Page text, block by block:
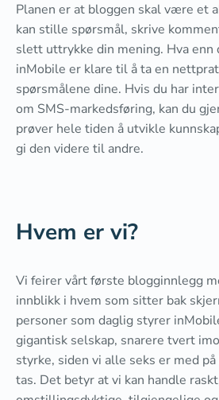
Planen er at bloggen skal være et
kan stille spørsmål, skrive
slett uttrykke din mening. Hva enn
inMobile er klare til å ta en
spørsmålene dine. Hvis du har
om SMS-markedsføring, kan du
prøver hele tiden å utvikle
gi den videre til andre.
Hvem er vi?
Vi feirer vårt første blogginnlegg
innblikk i hvem som sitter bak
personer som daglig styrer
gigantisk selskap, snarere tvert
styrke, siden vi alle seks er med
tas. Det betyr at vi kan handle